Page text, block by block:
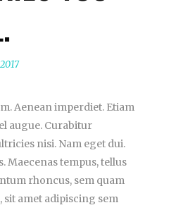
Aenean imperdiet. Etiam
augue. Curabitur
nisi. Nam eget dui.
Maecenas tempus, tellus
rhoncus, sem quam
sit amet adipiscing sem